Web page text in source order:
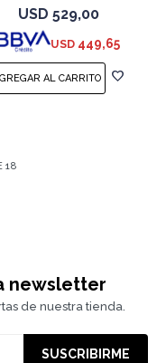
Blue 15.6"
USD 529,00
USD 449,65
18
newsletter
de nuestra tienda.
SUSCRIBIRME